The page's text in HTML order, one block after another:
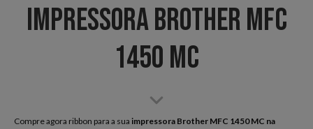
Impressora Brother MFC
1450 MC
Compre agora ribbon para a sua impressora Brother MFC 1450 MC na